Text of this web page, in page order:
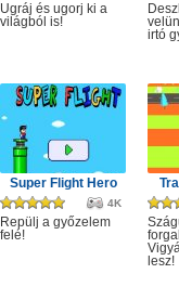
Ugráj és ugorj ki a
világból is!
irtó
Super Flight Hero
4K
Repülj a győzelem
felé!
lesz!